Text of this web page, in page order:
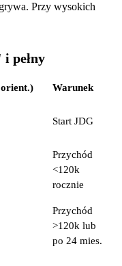
Przy wysokich
pełny
Warunek
Start JDG
Przychód
<120k
rocznie
Przychód
>120k lub
po 24 mies.